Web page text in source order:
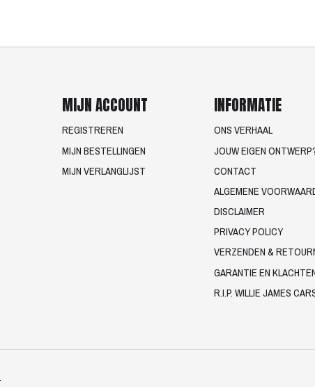
MIJN ACCOUNT
REGISTREREN
MIJN BESTELLINGEN
MIJN VERLANGLIJST
INFORMATIE
ONS VERHAAL
JOUW EIGEN
CONTACT
ALGEMENE
DISCLAIMER
PRIVACY POLICY
VERZENDEN &
GARANTIE EN
R.I.P. WILLIE JAMES